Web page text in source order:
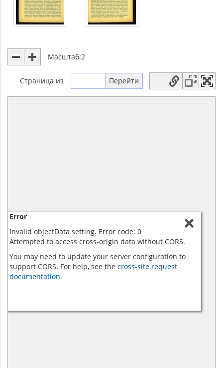
Масштаб:2
Страница из
Error
Invalid objectData setting. Error code: 0
Attempted to access cross-origin data without CORS.
You may need to update your server configuration to
support CORS. For help, see the cross-site request
documentation.